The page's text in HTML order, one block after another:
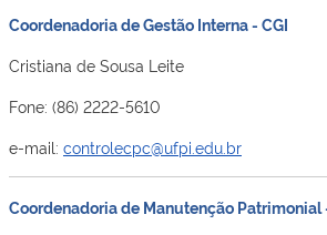
Coordenadoria de Gestão Interna - CGI
Cristiana de Sousa Leite
Fone: (86) 2222-5610
e-mail: controlecpc@ufpi.edu.br
Coordenadoria de Manutenção Patrimonial